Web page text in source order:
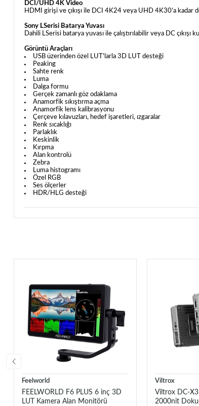
DCI/UHD 4K Video
HDMI girişi ve çıkışı ile DCI 4K24 veya UHD 4K30’a kadar
Sony LSerisi Batarya Yuvası
Dahili LSerisi batarya yuvası ile çalıştırılabilir veya DC
Görüntü Araçları
USB üzerinden özel LUT'larla 3D LUT desteği
Peaking
Sahte renk
Luma
Dalga formu
Gerçek zamanlı göz odaklama
Anamorfik sıkıştırma açma
Anamorfik lens kalibrasyonu
Çerçeve kılavuzları, hedef işaretleri, ızgaralar
Renk sıcaklığı
Parlaklık
Keskinlik
Kırpma
Alan kontrolü
Zebra
Luma histogramı
Özel RGB
Ses ölçerler
HDR/HLG desteği
Feelworld
FEELWORLD F6 PLUS 6 inç 3D
LUT Kamera Alan Monitörü
Viltrox
Viltrox DC-
2000nit